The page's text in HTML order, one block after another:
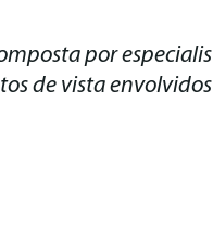
por
de vista